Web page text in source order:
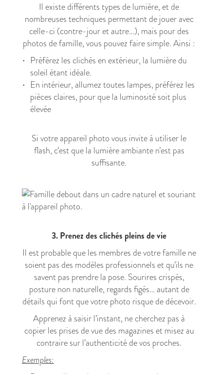
Il existe différents types de lumière, et de
nombreuses techniques permettant de jouer avec
celle-ci (contre-jour et autre…), mais pour des
photos de famille, vous pouvez faire simple. Ainsi :
Préférez les clichés en extérieur, la lumière du
soleil étant idéale.
En intérieur, allumez toutes lampes, préférez les
pièces claires, pour que la luminosité soit plus
élevée
Si votre appareil photo vous invite à utiliser le
flash, c’est que la lumière ambiante n’est pas
suffisante.
3. Prenez des clichés pleins de vie
Il est probable que les membres de votre famille ne
soient pas des modèles professionnels et qu’ils ne
savent pas prendre la pose. Sourires crispés,
posture non naturelle, regards figés… autant de
détails qui font que votre photo risque de décevoir.
Apprenez à saisir l’instant, ne cherchez pas à
copier les prises de vue des magazines et misez au
contraire sur l’authenticité de vos proches.
Exemples: